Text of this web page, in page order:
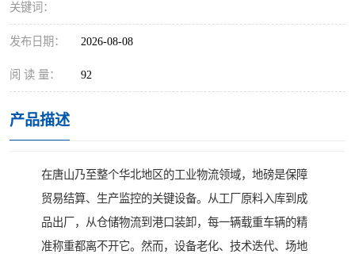
关键词：
发布日期： 2026-08-08
阅 读 量： 92
产品描述
在唐山乃至整个华北地区的工业物流领域，地磅是保障
贸易结算、生产监控的关键设备。从工厂原料入库到成
品出厂，从仓储物流到港口装卸，每一辆载重车辆的精
准称重都离不开它。然而，设备老化、技术迭代、场地